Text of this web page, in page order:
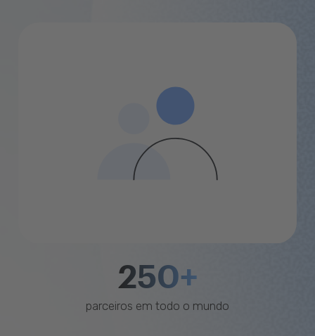
250+
parceiros em todo o mundo